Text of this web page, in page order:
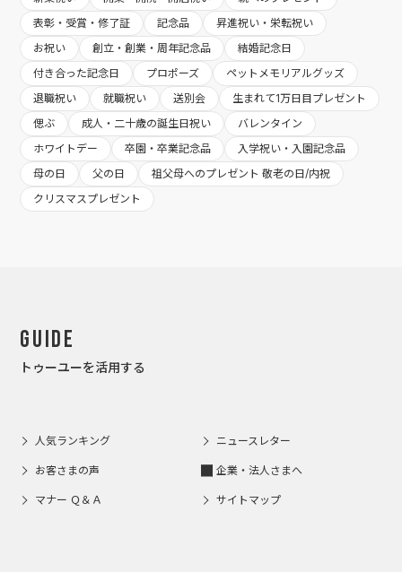
表彰・受賞・修了証
記念品
昇進祝い・栄転祝い
お祝い
創立・創業・周年記念品
結婚記念日
付き合った記念日
プロポーズ
ペットメモリアルグッズ
退職祝い
就職祝い 送別会
生まれて1万日目プレゼント
偲ぶ
成人・二十歳の誕生日祝い
バレンタイン
ホワイトデー
卒園・卒業記念品
入学祝い・入園記念品
母の日
父の日
祖父母へのプレゼント 敬老の日/内祝
クリスマスプレゼント
Guide
トゥーユーを活用する
人気ランキング ニュースレター
お客さまの声 企業・法人さまへ
マナー Ｑ＆Ａ サイトマップ